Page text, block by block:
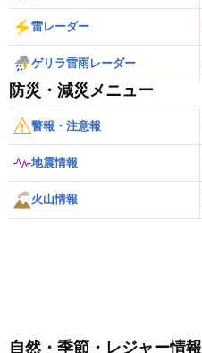
雷レーダー
ゲリラ雷雨レーダー
防災・減災メニュー
警報・注意報
地震情報
火山情報
自然・季節・レジャー情報